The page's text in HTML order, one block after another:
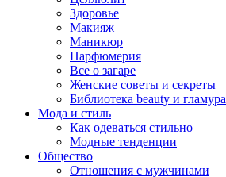
Здоровье
Макияж
Маникюр
Парфюмерия
Все о загаре
Женские советы и секреты
Библиотека beauty и гламура
Мода и стиль
Как одеваться стильно
Модные тенденции
Общество
Отношения с мужчинами